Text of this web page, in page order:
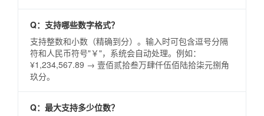
Q：支持哪些数字格式？
支持整数和小数（精确到分）。输入时可包含逗号分隔
符和人民币符号"￥"，系统会自动处理。例如：
¥1,234,567.89 → 壹佰贰拾叁万肆仟伍佰陆拾柒元捌角
玖分。
Q：最大支持多少位数？